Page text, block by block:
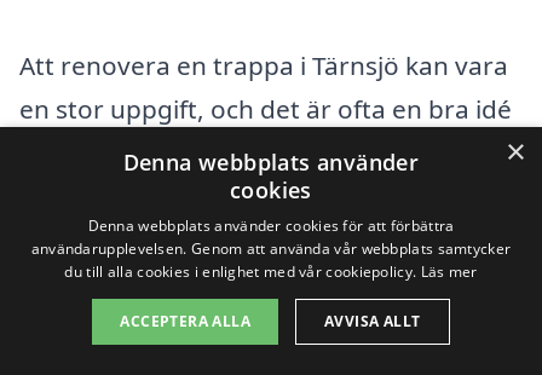
Att renovera en trappa i Tärnsjö kan vara
en stor uppgift, och det är ofta en bra idé
att anlita professionella hantverkare för
arbetet. Oavsett om det handlar om att
förnya en gammal trappa eller att göra en
omfattande renovering, kan rätt hjälp
göra processen smidigare och resultatet
×
Denna webbplats använder
cookies
Denna webbplats använder cookies för att förbättra
användarupplevelsen. Genom att använda vår webbplats samtycker
du till alla cookies i enlighet med vår cookiepolicy. Läs mer
ACCEPTERA ALLA AVVISA ALLT